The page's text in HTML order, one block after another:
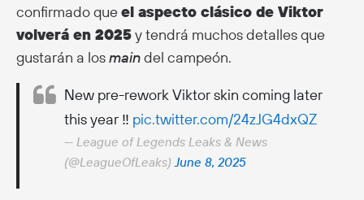
confirmado queel aspecto clásico de Viktor
volverá en 2025y tendrá muchos detalles que
gustarán a losmaindel campeón.
New pre-rework Viktor skin coming later
this year ‼️ pic.twitter.com/24zJG4dxQZ
— League of Legends Leaks & News
(@LeagueOfLeaks)June 8, 2025